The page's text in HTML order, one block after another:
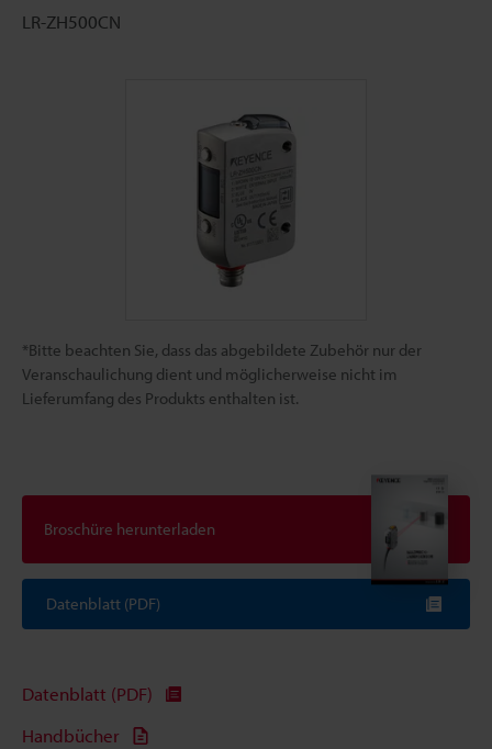
LR-ZH500CN
*Bitte beachten Sie, dass das abgebildete Zubehör nur der
Veranschaulichung dient und möglicherweise nicht im
Lieferumfang des Produkts enthalten ist.
Broschüre herunterladen
Datenblatt (PDF)
Datenblatt (PDF)
Handbücher